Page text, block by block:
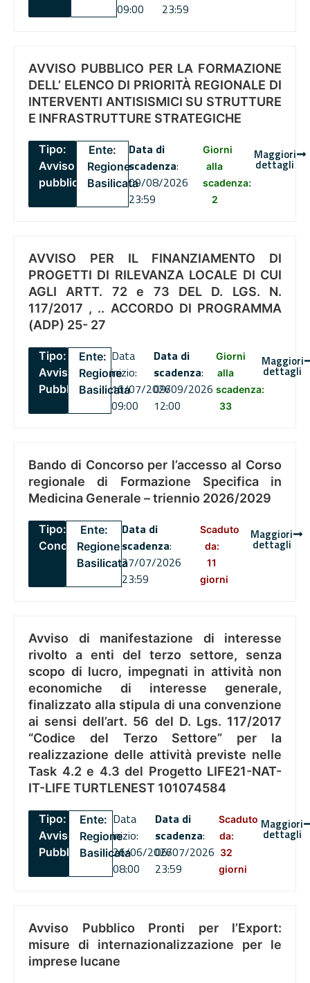
09:00
23:59
AVVISO PUBBLICO PER LA FORMAZIONE
DELL’ ELENCO DI PRIORITÀ REGIONALE DI
INTERVENTI ANTISISMICI SU STRUTTURE
E INFRASTRUTTURE STRATEGICHE
Tipo:
Avviso
pubblico
Ente:
Regione
Basilicata
Data di
scadenza:
09/08/2026
23:59
Giorni
alla
scadenza:
2
Maggiori
dettagli
AVVISO PER IL FINANZIAMENTO DI
PROGETTI DI RILEVANZA LOCALE DI CUI
AGLI ARTT. 72 e 73 DEL D. LGS. N.
117/2017 , .. ACCORDO DI PROGRAMMA
(ADP) 25- 27
Tipo:
Avviso
Pubblico
Ente:
Regione
Basilicata
Data
inizio:
16/07/2026
09:00
Data di
scadenza:
09/09/2026
12:00
Giorni
alla
scadenza:
33
Maggiori
dettagli
Bando di Concorso per l’accesso al Corso
regionale di Formazione Specifica in
Medicina Generale – triennio 2026/2029
Tipo:
Concorsi
Ente:
Regione
Basilicata
Data di
scadenza:
27/07/2026
23:59
Scaduto
da:
11
giorni
Maggiori
dettagli
Avviso di manifestazione di interesse
rivolto a enti del terzo settore, senza
scopo di lucro, impegnati in attività non
economiche di interesse generale,
finalizzato alla stipula di una convenzione
ai sensi dell’art. 56 del D. Lgs. 117/2017
“Codice del Terzo Settore” per la
realizzazione delle attività previste nelle
Task 4.2 e 4.3 del Progetto LIFE21-NAT-
IT-LIFE TURTLENEST 101074584
Tipo:
Avviso
Pubblico
Ente:
Regione
Basilicata
Data
inizio:
26/06/2026
08:00
Data di
scadenza:
06/07/2026
23:59
Scaduto
da:
32
giorni
Maggiori
dettagli
Avviso Pubblico Pronti per l’Export:
misure di internazionalizzazione per le
imprese lucane